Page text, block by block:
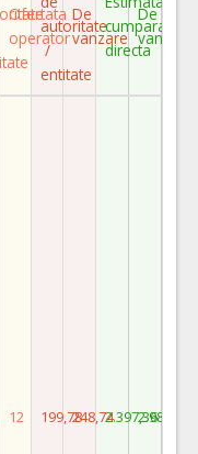
Ofertata
operator
autoritate
/
entitate
De
vanzare
cumparare
directa
De
vanzare
12 199,78248,742.397,362.984,88